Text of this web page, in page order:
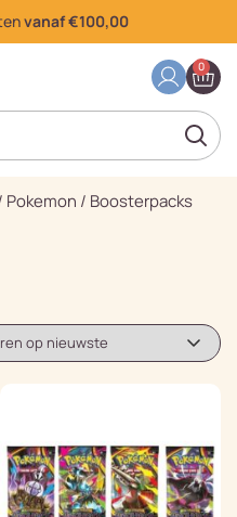
vanaf €100,00
0
Pokemon / Boosterpacks